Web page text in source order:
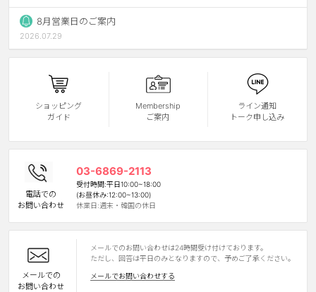
レビュー
EYEしてる
総合掲示板
カスタマーサービス
ショッピングガイド
INSTAGRAM TWITTER LINE FACEBOOK
8月営業日のご案内
2026.07.29
ショッピング
ガイド
Membership
ご案内
ライン通知
トーク申し込み
電話での
お問い合わせ
03-6869-2113
受付時間:平日10:00~18:00
(お昼休み:12:00~13:00)
休業日:週末・韓国の休日
メールでの
お問い合わせ
メールでのお問い合わせは24時間受け付けております。
ただし、回答は平日のみとなりますので、予めご了承ください。
メールでお問い合わせする